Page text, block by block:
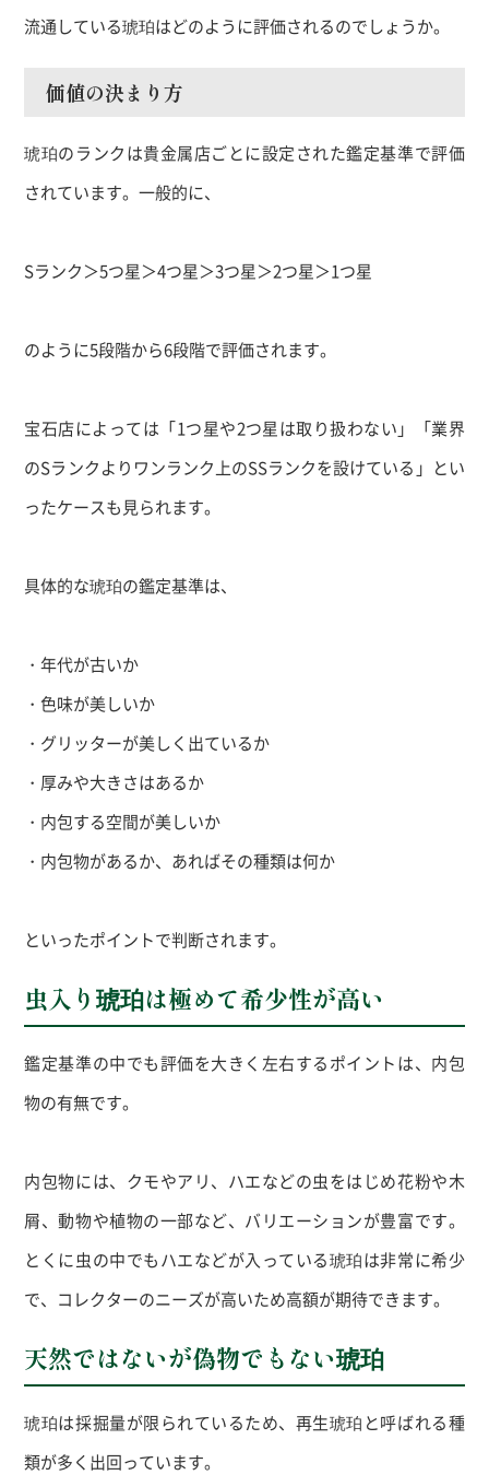
流通している琥珀はどのように評価されるのでしょうか。
価値の決まり方
琥珀のランクは貴金属店ごとに設定された鑑定基準で評価
されています。一般的に、
Sランク＞5つ星＞4つ星＞3つ星＞2つ星＞1つ星
のように5段階から6段階で評価されます。
宝石店によっては「1つ星や2つ星は取り扱わない」「業界
のSランクよりワンランク上のSSランクを設けている」とい
ったケースも見られます。
具体的な琥珀の鑑定基準は、
・年代が古いか
・色味が美しいか
・グリッターが美しく出ているか
・厚みや大きさはあるか
・内包する空間が美しいか
・内包物があるか、あればその種類は何か
といったポイントで判断されます。
虫入り琥珀は極めて希少性が高い
鑑定基準の中でも評価を大きく左右するポイントは、内包
物の有無です。
内包物には、クモやアリ、ハエなどの虫をはじめ花粉や木
屑、動物や植物の一部など、バリエーションが豊富です。
とくに虫の中でもハエなどが入っている琥珀は非常に希少
で、コレクターのニーズが高いため高額が期待できます。
天然ではないが偽物でもない琥珀
琥珀は採掘量が限られているため、再生琥珀と呼ばれる種
類が多く出回っています。